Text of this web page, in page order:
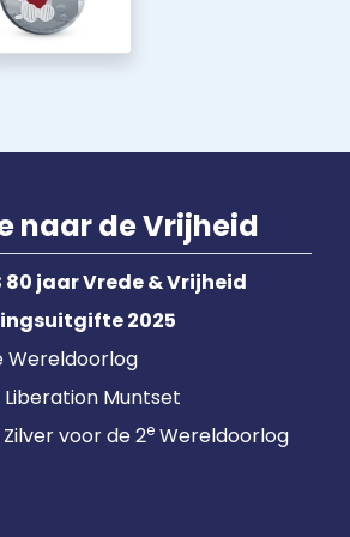
naar de Vrijheid
80 jaar Vrede & Vrijheid
2025
Wereldoorlog
Muntset
voor de 2e Wereldoorlog